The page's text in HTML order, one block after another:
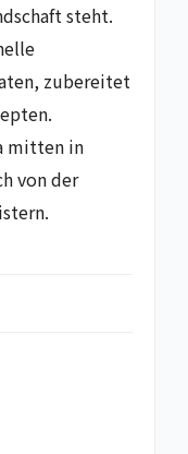
steht.
zubereitet
mitten in
von der